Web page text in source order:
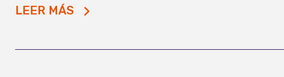
LEER MÁS